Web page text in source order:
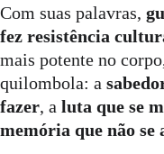
Com suas palavras,
fez resistência
mais potente no
quilombola: a
fazer, a luta que se
memória que não se